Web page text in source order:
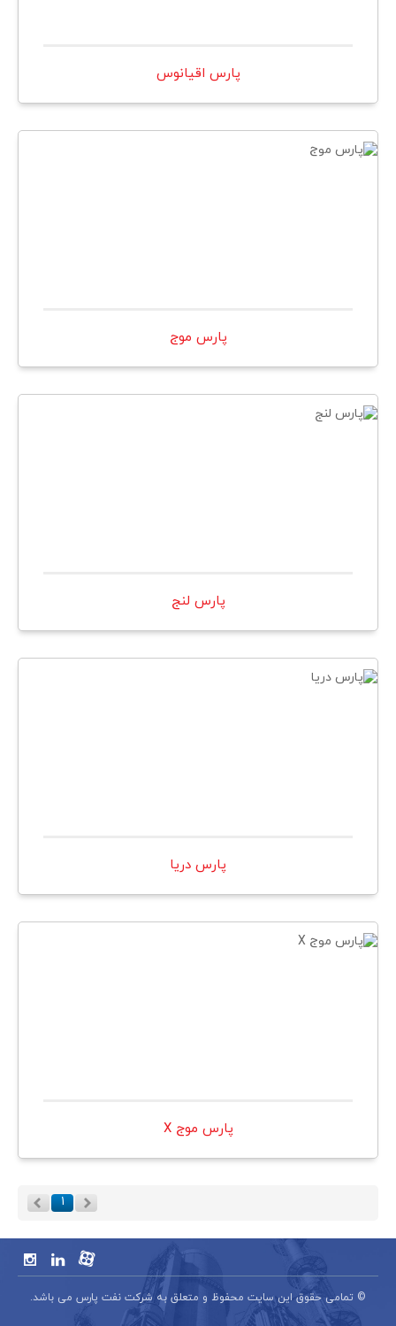
پارس اقيانوس
پارس موج
پارس لنج
پارس دريا
پارس موج X
۱
© تمامی حقوق این سایت محفوظ و متعلق به شرکت نفت پارس می باشد.